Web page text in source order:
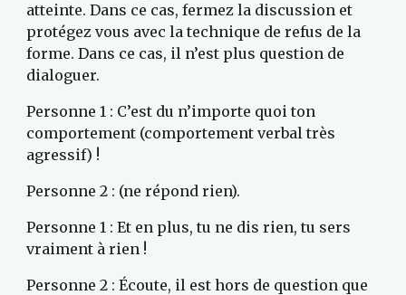
atteinte. Dans ce cas, fermez la discussion et
protégez vous avec la technique de refus de la
forme. Dans ce cas, il n’est plus question de
dialoguer.
Personne 1 : C’est du n’importe quoi ton
comportement (comportement verbal très
agressif) !
Personne 2 : (ne répond rien).
Personne 1 : Et en plus, tu ne dis rien, tu sers
vraiment à rien !
Personne 2 : Écoute, il est hors de question que